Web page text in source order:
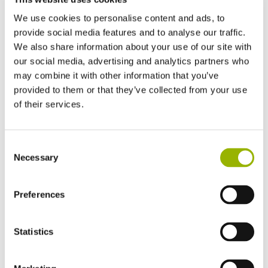
We use cookies to personalise content and ads, to
provide social media features and to analyse our traffic.
We also share information about your use of our site with
our social media, advertising and analytics partners who
may combine it with other information that you’ve
provided to them or that they’ve collected from your use
of their services.
Selection
Necessary
Preferences
Statistics
Onderhoud van de Anode in je Hottub
Een Hottub is een fantastische toevoeging aan je huis,
maar vereist wel regelmatig onderhoud om in
topconditie te blijven. Een van de belangrijkste
Waarom de Anode Belangrijk is?
De anode in je Hottub speelt een cruciale rol in het
Wanneer water in contact komt met metalen
van corrosie, wat uiteindelijk kan resulteren in dure
reparaties of vervangingen. De anode fungeert als een